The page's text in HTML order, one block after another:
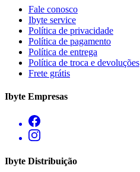
Fale conosco
Ibyte service
Política de privacidade
Política de pagamento
Política de entrega
Política de troca e devoluções
Frete grátis
Ibyte Empresas
Ibyte Distribuição